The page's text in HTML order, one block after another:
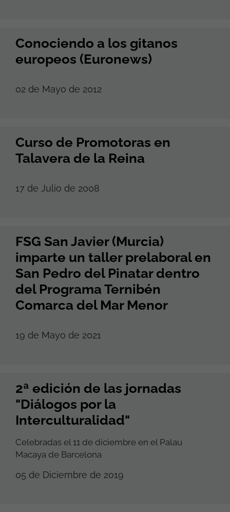
Conociendo a los gitanos
europeos (Euronews)
02 de Mayo de 2012
Curso de Promotoras en
Talavera de la Reina
17 de Julio de 2008
FSG San Javier (Murcia)
imparte un taller prelaboral en
San Pedro del Pinatar dentro
del Programa Ternibén
Comarca del Mar Menor
19 de Mayo de 2021
2ª edición de las jornadas
"Diálogos por la
Interculturalidad"
Celebradas el 11 de diciembre en el Palau
Macaya de Barcelona
05 de Diciembre de 2019